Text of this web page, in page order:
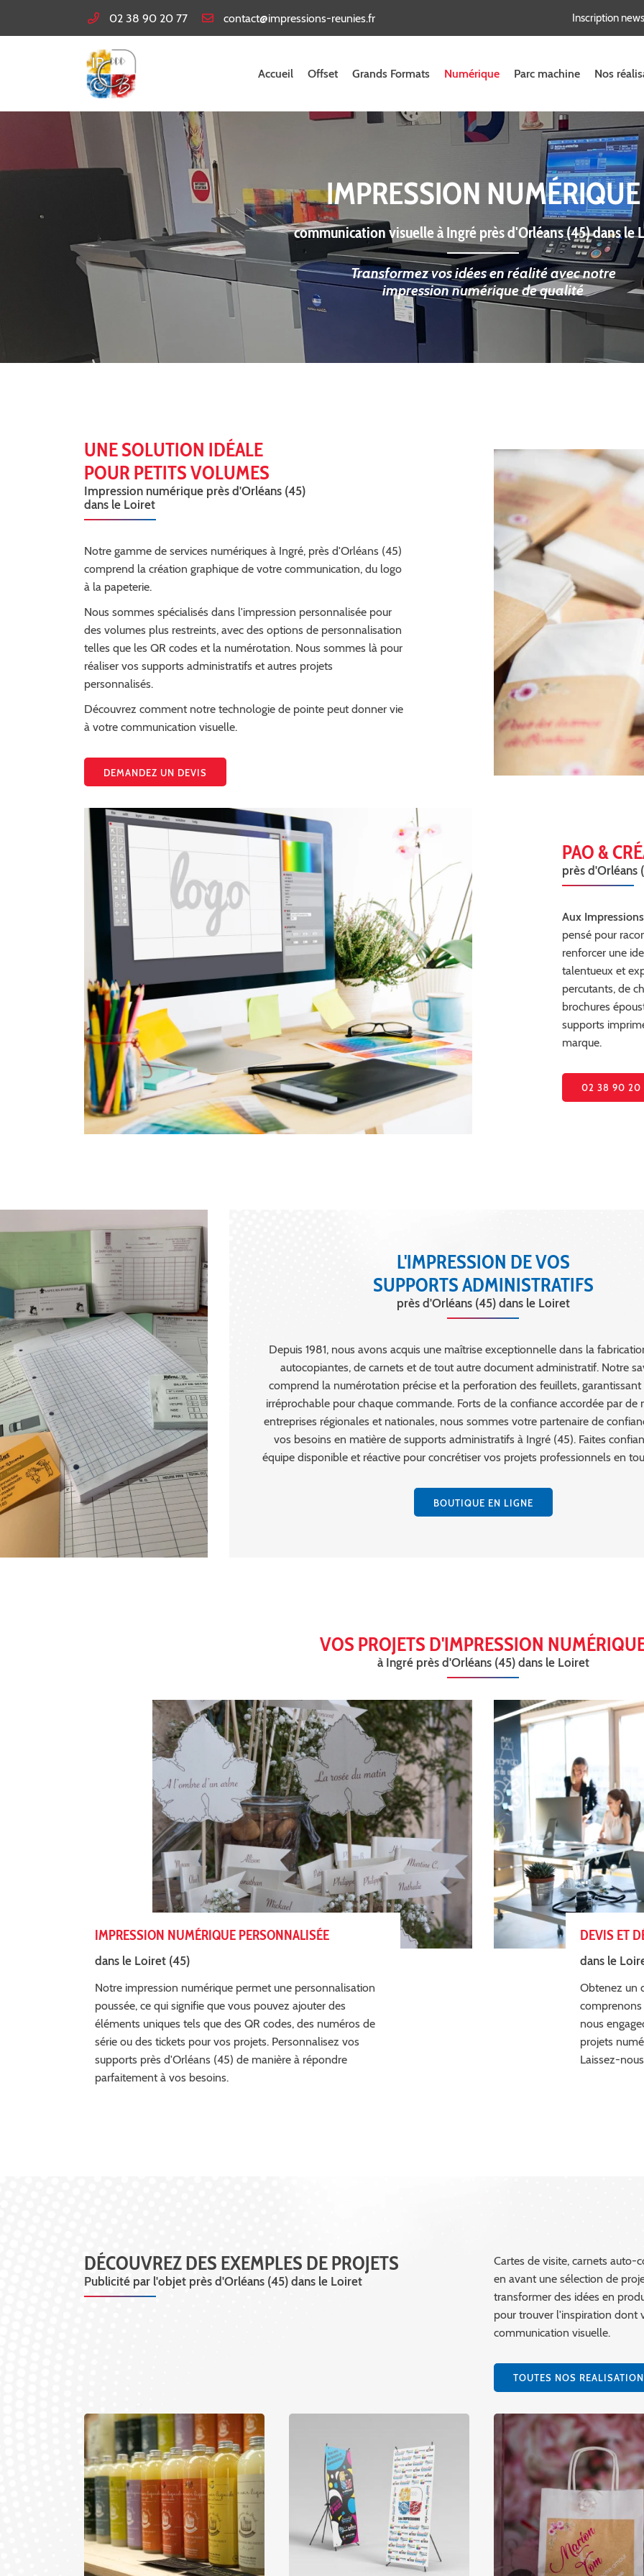
02 38 90 20 77 Inscription
Accueil Offset Grands Formats Numérique Parc machine Nos
13 rue Émile Leconte
02 38 90 20 77
Adresse email de réception
Code Captcha
INSCRIPTION
IMPRESSION NUMÉRIQUE
communication visuelle à Ingré près d'Orléans (45) dans le
Transformez vos idées en réalité avec notre
impression numérique de qualité
UNE SOLUTION IDÉALE
POUR PETITS VOLUMES
Impression numérique près d'Orléans (45)
dans le Loiret
Notre gamme de services numériques à Ingré, près d'Orléans (45)
comprend la création graphique de votre communication, du logo
à la papeterie.
Nous sommes spécialisés dans l'impression personnalisée pour
des volumes plus restreints, avec des options de personnalisation
telles que les QR codes et la numérotation. Nous sommes là pour
réaliser vos supports administratifs et autres projets
personnalisés.
Découvrez comment notre technologie de pointe peut donner vie
à votre communication visuelle.
DEMANDEZ UN DEVIS
PAO &
près d'Orléans
Aux
pensé pour
renforcer une
talentueux et
percutants, de
brochures
supports
marque.
02 38 90 20
L'IMPRESSION DE VOS
SUPPORTS ADMINISTRATIFS
près d'Orléans (45) dans le Loiret
Depuis 1981, nous avons acquis une maîtrise exceptionnelle dans la
autocopiantes, de carnets et de tout autre document administratif. Notre
comprend la numérotation précise et la perforation des feuillets, garantissant
irréprochable pour chaque commande. Forts de la confiance accordée par de
entreprises régionales et nationales, nous sommes votre partenaire de
vos besoins en matière de supports administratifs à Ingré (45). Faites
équipe disponible et réactive pour concrétiser vos projets professionnels en
BOUTIQUE EN LIGNE
VOS PROJETS D'IMPRESSION
à Ingré près d'Orléans (45) dans le Loiret
IMPRESSION NUMÉRIQUE PERSONNALISÉE
dans le Loiret (45)
Notre impression numérique permet une personnalisation
poussée, ce qui signifie que vous pouvez ajouter des
éléments uniques tels que des QR codes, des numéros de
série ou des tickets pour vos projets. Personnalisez vos
supports près d'Orléans (45) de manière à répondre
parfaitement à vos besoins.
DEVIS ET
dans le
Obtenez un
comprenons
nous
projets
Laissez-
DÉCOUVREZ DES EXEMPLES DE PROJETS
Publicité par l'objet près d'Orléans (45) dans le Loiret
Cartes de visite, carnets auto-
en avant une sélection de
transformer des idées en
pour trouver l'inspiration dont
communication visuelle.
TOUTES NOS